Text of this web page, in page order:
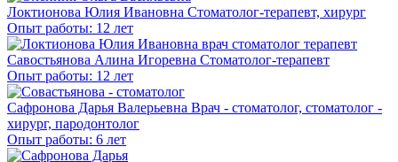
Локтионова Юлия Ивановна Стоматолог-терапевт, хирург
Опыт работы: 12 лет
Савостьянова Алина Игоревна Стоматолог-терапевт
Опыт работы: 12 лет
Сафронова Дарья Валерьевна Врач - стоматолог, стоматолог -
хирург, пародонтолог
Опыт работы: 6 лет